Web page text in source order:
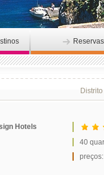
Reservas
Hotels
40